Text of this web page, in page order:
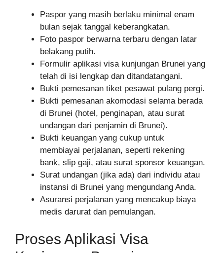
Paspor yang masih berlaku minimal enam
bulan sejak tanggal keberangkatan.
Foto paspor berwarna terbaru dengan latar
belakang putih.
Formulir aplikasi visa kunjungan Brunei yang
telah di isi lengkap dan ditandatangani.
Bukti pemesanan tiket pesawat pulang pergi.
Bukti pemesanan akomodasi selama berada
di Brunei (hotel, penginapan, atau surat
undangan dari penjamin di Brunei).
Bukti keuangan yang cukup untuk
membiayai perjalanan, seperti rekening
bank, slip gaji, atau surat sponsor keuangan.
Surat undangan (jika ada) dari individu atau
instansi di Brunei yang mengundang Anda.
Asuransi perjalanan yang mencakup biaya
medis darurat dan pemulangan.
Proses Aplikasi Visa